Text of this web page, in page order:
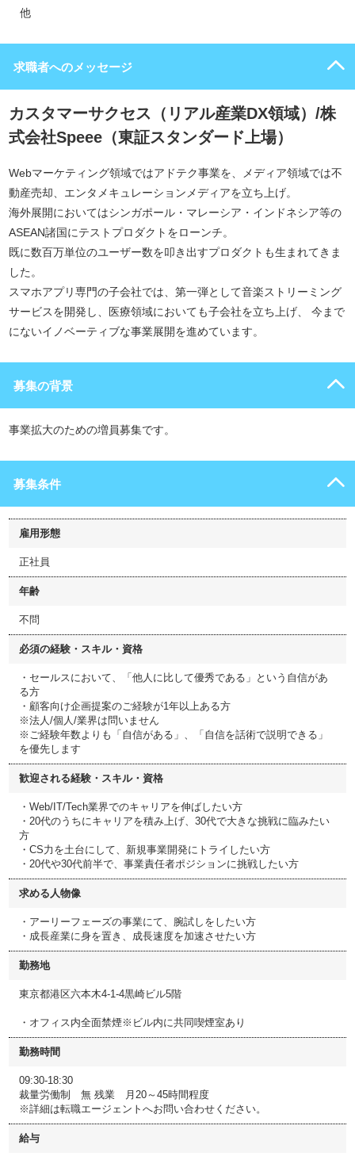
他
求職者へのメッセージ
カスタマーサクセス（リアル産業DX領域）/株
式会社Speee（東証スタンダード上場）
Webマーケティング領域ではアドテク事業を、メディア領域では不
動産売却、エンタメキュレーションメディアを立ち上げ。
海外展開においてはシンガポール・マレーシア・インドネシア等の
ASEAN諸国にテストプロダクトをローンチ。
既に数百万単位のユーザー数を叩き出すプロダクトも生まれてきま
した。
スマホアプリ専門の子会社では、第一弾として音楽ストリーミング
サービスを開発し、医療領域においても子会社を立ち上げ、 今まで
にないイノベーティブな事業展開を進めています。
募集の背景
事業拡大のための増員募集です。
募集条件
雇用形態
正社員
年齢
不問
必須の経験・スキル・資格
・セールスにおいて、「他人に比して優秀である」という自信があ
る方
・顧客向け企画提案のご経験が1年以上ある方
※法人/個人/業界は問いません
※ご経験年数よりも「自信がある」、「自信を話術で説明できる」
を優先します
歓迎される経験・スキル・資格
・Web/IT/Tech業界でのキャリアを伸ばしたい方
・20代のうちにキャリアを積み上げ、30代で大きな挑戦に臨みたい
方
・CS力を土台にして、新規事業開発にトライしたい方
・20代や30代前半で、事業責任者ポジションに挑戦したい方
求める人物像
・アーリーフェーズの事業にて、腕試しをしたい方
・成長産業に身を置き、成長速度を加速させたい方
勤務地
東京都港区六本木4-1-4黒崎ビル5階
・オフィス内全面禁煙※ビル内に共同喫煙室あり
勤務時間
09:30-18:30
裁量労働制 無 残業 月20～45時間程度
※詳細は転職エージェントへお問い合わせください。
給与